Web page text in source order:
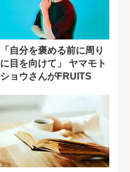
「自分を褒める前に周り
に目を向けて」 ヤマモト
ショウさんがFRUITS